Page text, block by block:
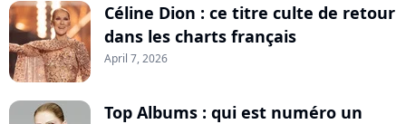
Céline Dion : ce titre culte de retour
dans les charts français
April 7, 2026
Top Albums : qui est numéro un